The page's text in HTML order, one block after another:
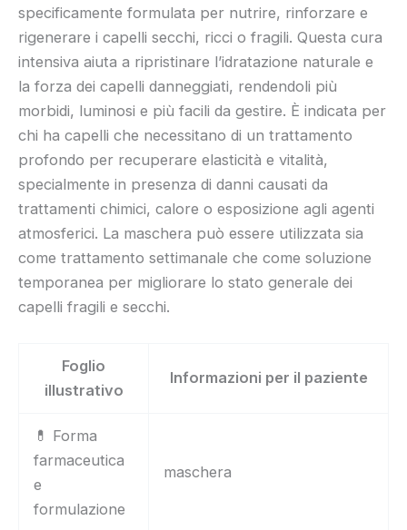
specificamente formulata per nutrire, rinforzare e
rigenerare i capelli secchi, ricci o fragili. Questa cura
intensiva aiuta a ripristinare l’idratazione naturale e
la forza dei capelli danneggiati, rendendoli più
morbidi, luminosi e più facili da gestire. È indicata per
chi ha capelli che necessitano di un trattamento
profondo per recuperare elasticità e vitalità,
specialmente in presenza di danni causati da
trattamenti chimici, calore o esposizione agli agenti
atmosferici. La maschera può essere utilizzata sia
come trattamento settimanale che come soluzione
temporanea per migliorare lo stato generale dei
capelli fragili e secchi.
Foglio
illustrativo
Informazioni per il paziente
💊 Forma
farmaceutica
e
formulazione
maschera